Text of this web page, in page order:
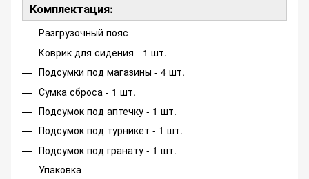
Комплектация:
Разгрузочный пояс
Коврик для сидения - 1 шт.
Подсумки под магазины - 4 шт.
Сумка сброса - 1 шт.
Подсумок под аптечку - 1 шт.
Подсумок под турникет - 1 шт.
Подсумок под гранату - 1 шт.
Упаковка